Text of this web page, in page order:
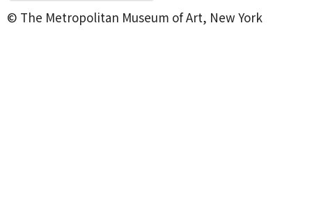
© The Metropolitan Museum of Art, New York